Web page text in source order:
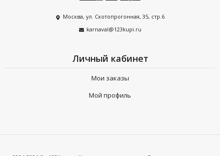
Москва, ул. Скотопрогонная, 35, стр.6
karnaval@123kupi.ru
Личный кабинет
Мои заказы
Мой профиль